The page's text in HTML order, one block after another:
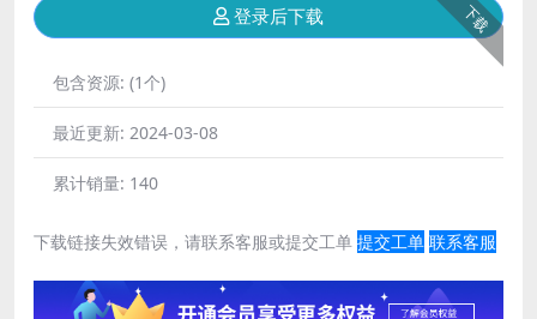
下载
登录后下载
包含资源: (1个)
最近更新: 2024-03-08
累计销量: 140
下载链接失效错误，请联系客服或提交工单 提交工单 联系客服